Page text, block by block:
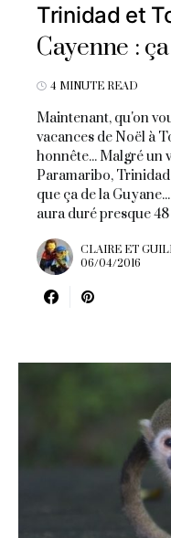
Trinidad et
Cayenne :
4 MINUTE READ
Maintenant, qu'on
vacances de Noël à
honnête... Malgré un
Paramaribo,
que ça de la
aura duré presque
CLAIRE ET
06/04/2016